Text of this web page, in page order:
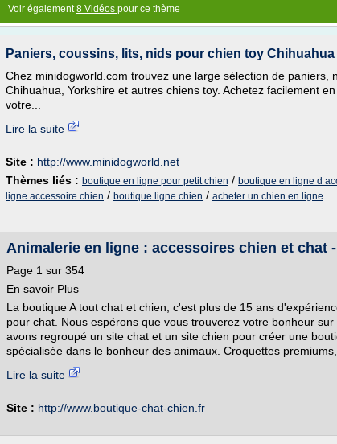
Voir également8 Vidéos pour ce thème
Paniers, coussins, lits, nids pour chien toy Chihuahua
Chez minidogworld.com trouvez une large sélection de paniers,
Chihuahua, Yorkshire et autres chiens toy. Achetez facilement
votre...
Lire la suite
Site : http://www.minidogworld.net
Thèmes liés : boutique en ligne pour petit chien / boutique en ligne d
ligne accessoire chien / boutique ligne chien / acheter un chien en ligne
Animalerie en ligne : accessoires chien et chat
Page 1 sur 354
En savoir Plus
La boutique A tout chat et chien, c'est plus de 15 ans
pour chat. Nous espérons que vous trouverez votre bonheur
avons regroupé un site chat et un site chien pour créer une
spécialisée dans le bonheur des animaux. Croquettes premiums,
Lire la suite
Site : http://www.boutique-chat-chien.fr